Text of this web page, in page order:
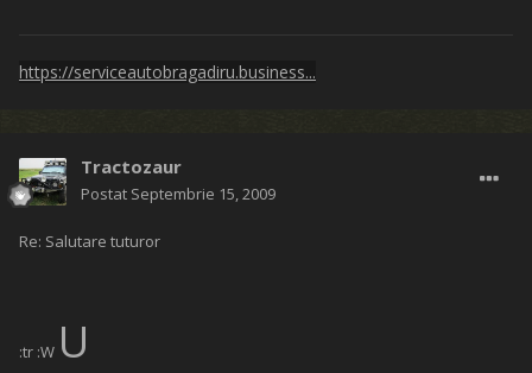
https://serviceautobragadiru.business...
Tractozaur
Postat Septembrie 15, 2009
Re: Salutare tuturor
:tr :W U